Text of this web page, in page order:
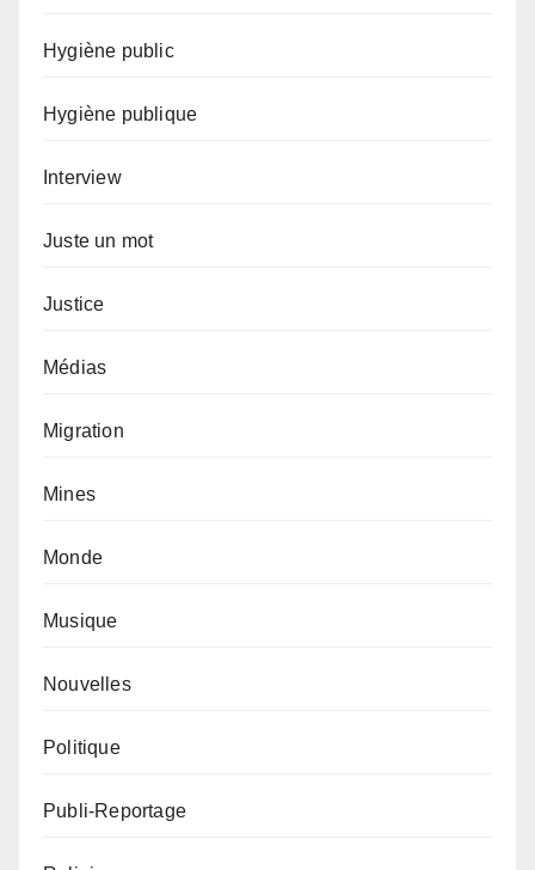
Hygiène public
Hygiène publique
Interview
Juste un mot
Justice
Médias
Migration
Mines
Monde
Musique
Nouvelles
Politique
Publi-Reportage